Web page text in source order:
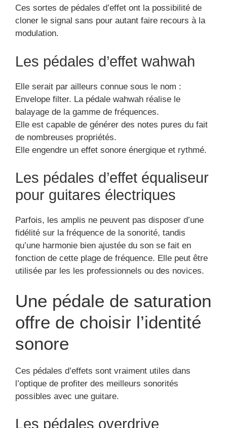
Ces sortes de pédales d’effet ont la possibilité de
cloner le signal sans pour autant faire recours à la
modulation.
Les pédales d’effet wahwah
Elle serait par ailleurs connue sous le nom :
Envelope filter. La pédale wahwah réalise le
balayage de la gamme de fréquences.
Elle est capable de générer des notes pures du fait
de nombreuses propriétés.
Elle engendre un effet sonore énergique et rythmé.
Les pédales d’effet équaliseur
pour guitares électriques
Parfois, les amplis ne peuvent pas disposer d’une
fidélité sur la fréquence de la sonorité, tandis
qu’une harmonie bien ajustée du son se fait en
fonction de cette plage de fréquence. Elle peut être
utilisée par les les professionnels ou des novices.
Une pédale de saturation
offre de choisir l’identité
sonore
Ces pédales d’effets sont vraiment utiles dans
l’optique de profiter des meilleurs sonorités
possibles avec une guitare.
Les pédales overdrive